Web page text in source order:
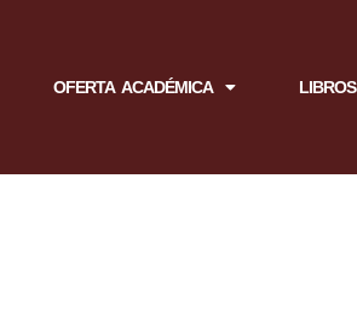
OFERTA ACADÉMICA LIBROS